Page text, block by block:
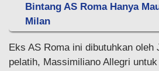
Bintang AS Roma Hanya
Milan
Eks AS Roma ini dibutuhkan oleh
pelatih, Massimiliano Allegri